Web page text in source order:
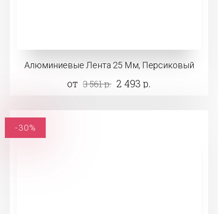
Алюминиевые Лента 25 Мм, Персиковый
от 3 561 р. 2 493 р.
-30%